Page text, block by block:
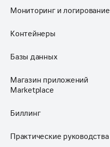
Мониторинг и логирование
Контейнеры
Базы данных
Магазин приложений
Marketplace
Биллинг
Практические руководства